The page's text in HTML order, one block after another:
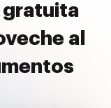
gratuita
al